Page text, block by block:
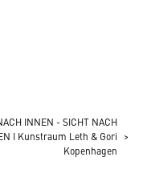
INNEN - SICHT NACH
I Kunstraum Leth & Gori
Kopenhagen
>